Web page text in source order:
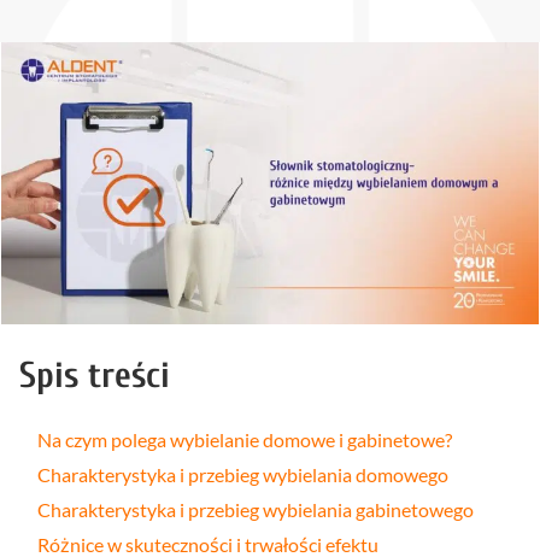
Spis treści
Na czym polega wybielanie domowe i gabinetowe?
Charakterystyka i przebieg wybielania domowego
Charakterystyka i przebieg wybielania gabinetowego
Różnice w skuteczności i trwałości efektu